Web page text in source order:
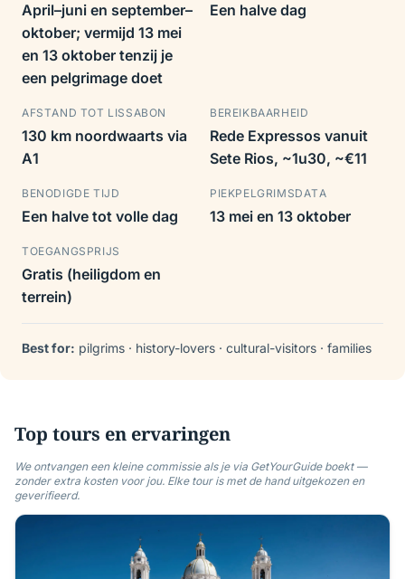
April–juni en september–
oktober; vermijd 13 mei
en 13 oktober tenzij je
een pelgrimage doet
Een halve dag
AFSTAND TOT LISSABON
130 km noordwaarts via
A1
BEREIKBAARHEID
Rede Expressos vanuit
Sete Rios, ~1u30, ~€11
BENODIGDE TIJD
Een halve tot volle dag
PIEK­PELGRIMSDATA
13 mei en 13 oktober
TOEGANGSPRIJS
Gratis (heiligdom en
terrein)
Best for: pilgrims · history-lovers · cultural-visitors · families
Top tours en ervaringen
We ontvangen een kleine commissie als je via GetYourGuide boekt —
zonder extra kosten voor jou. Elke tour is met de hand uitgekozen en
geverifieerd.